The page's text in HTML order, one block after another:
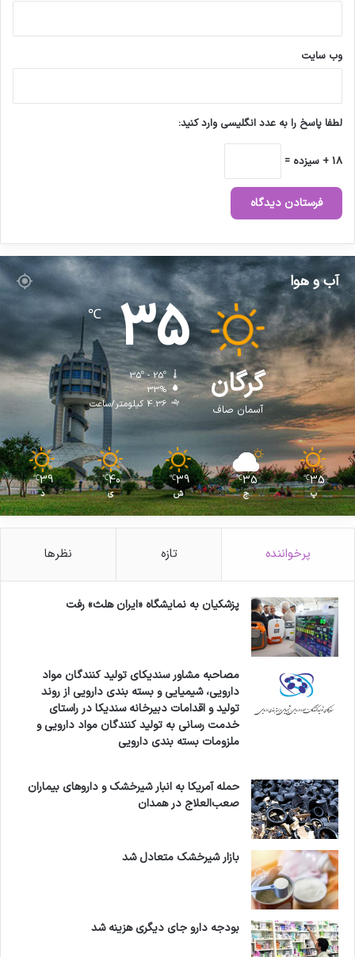
وب‌ سایت
لطفا پاسخ را به عدد انگلیسی وارد کنید:
18 + سیزده =
آب و هوا
گرگان
آسمان صاف
35
℃
35º - 25º
33%
4.36 کیلومتر/ساعت
35
℃
پ
35
℃
ج
39
℃
ش
40
℃
ی
39
℃
د
پرخواننده تازه نظرها
پزشکیان به نمایشگاه «ایران هلث» رفت
مصاحبه مشاور سندیکای تولید کنندگان مواد
دارویی، شیمیایی و بسته بندی دارویی از روند
تولید و اقدامات دبیرخانه سندیکا در راستای
خدمت رسانی به تولید کنندگان مواد دارویی و
ملزومات بسته بندی دارویی
حمله آمریکا به انبار شیرخشک و داروهای بیماران
صعب‌العلاج در همدان
بازار شیرخشک متعادل شد
بودجه دارو جای دیگری هزینه شد